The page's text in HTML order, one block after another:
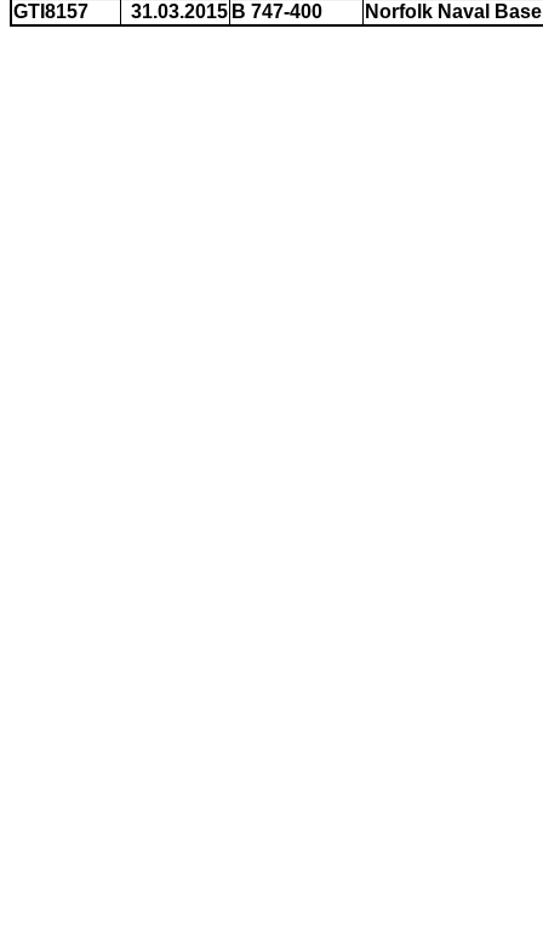
GTI8157
31.03.2015 B 747-400 Norfolk Naval Base